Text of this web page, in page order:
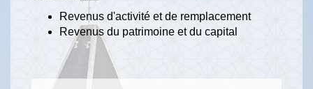
Revenus d'activité et de remplacement
Revenus du patrimoine et du capital